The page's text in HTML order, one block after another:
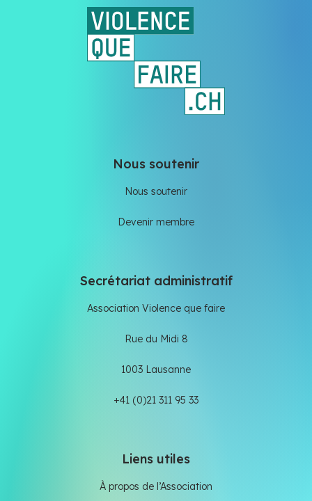
Nous soutenir
Nous soutenir
Devenir membre
Secrétariat administratif
Association Violence que faire
Rue du Midi 8
1003 Lausanne
+41 (0)21 311 95 33
Liens utiles
À propos de l’Association